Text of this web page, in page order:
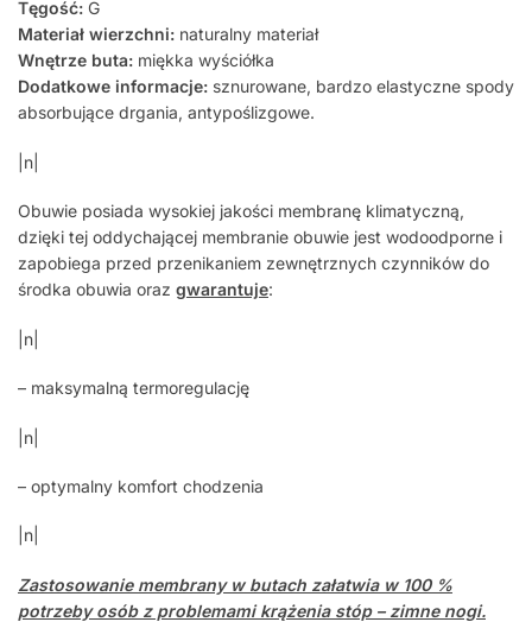
Tęgość: G
Materiał wierzchni: naturalny materiał
Wnętrze buta: miękka wyściółka
Dodatkowe informacje: sznurowane, bardzo elastyczne spody
absorbujące drgania, antypoślizgowe.
|n|
Obuwie posiada wysokiej jakości membranę klimatyczną,
dzięki tej oddychającej membranie obuwie jest wodoodporne i
zapobiega przed przenikaniem zewnętrznych czynników do
środka obuwia oraz gwarantuje:
|n|
– maksymalną termoregulację
|n|
– optymalny komfort chodzenia
|n|
Zastosowanie membrany w butach załatwia w 100 %
potrzeby osób z problemami krążenia stóp – zimne nogi.